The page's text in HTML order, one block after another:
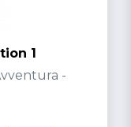
1
-